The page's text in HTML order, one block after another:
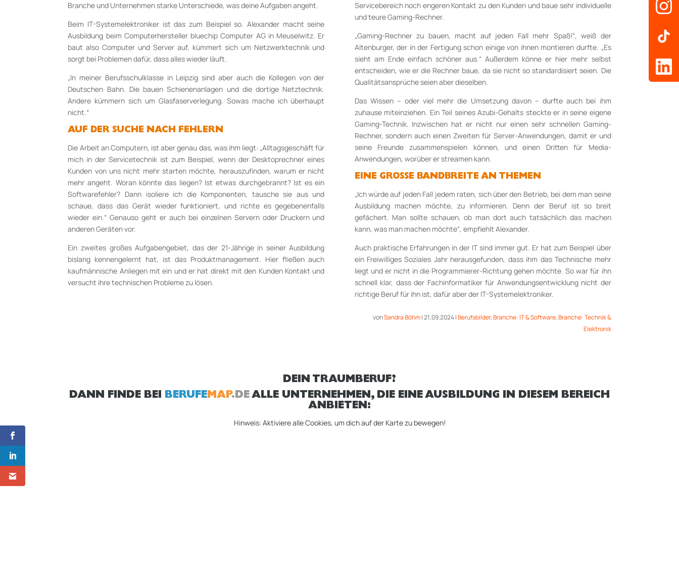
Branche und Unternehmen starke Unterschiede, was deine Aufgaben angeht.
Beim IT-Systemelektroniker ist das zum Beispiel so. Alexander macht seine
Ausbildung beim Computerhersteller bluechip Computer AG in Meuselwitz. Er
baut also Computer und Server auf, kümmert sich um Netzwerktechnik und
sorgt bei Problemen dafür, dass alles wieder läuft.
„In meiner Berufsschulklasse in Leipzig sind aber auch die Kollegen von der
Deutschen Bahn. Die bauen Schienenanlagen und die dortige Netztechnik.
Andere kümmern sich um Glasfaserverlegung. Sowas mache ich überhaupt
nicht.“
AUF DER SUCHE NACH FEHLERN
Die Arbeit an Computern, ist aber genau das, was ihm liegt: „Alltagsgeschäft für
mich in der Servicetechnik ist zum Beispiel, wenn der Desktoprechner eines
Kunden von uns nicht mehr starten möchte, herauszufinden, warum er nicht
mehr angeht. Woran könnte das liegen? Ist etwas durchgebrannt? Ist es ein
Softwarefehler? Dann isoliere ich die Komponenten, tausche sie aus und
schaue, dass das Gerät wieder funktioniert, und richte es gegebenenfalls
wieder ein.“ Genauso geht er auch bei einzelnen Servern oder Druckern und
anderen Geräten vor.
Ein zweites großes Aufgabengebiet, das der 21-Jährige in seiner Ausbildung
bislang kennengelernt hat, ist das Produktmanagement. Hier fließen auch
kaufmännische Anliegen mit ein und er hat direkt mit den Kunden Kontakt und
versucht ihre technischen Probleme zu lösen.
Servicebereich noch engeren Kontakt zu den Kunden und baue sehr individuelle
und teure Gaming-Rechner.
„Gaming-Rechner zu bauen, macht auf jeden Fall mehr Spaß!“, weiß der
Altenburger, der in der Fertigung schon einige von ihnen montieren durfte. „Es
sieht am Ende einfach schöner aus.“ Außerdem könne er hier mehr selbst
entscheiden, wie er die Rechner baue, da sie nicht so standardisiert seien. Die
Qualitätsansprüche seien aber dieselben.
Das Wissen – oder viel mehr die Umsetzung davon – durfte auch bei ihm
zuhause miteinziehen. Ein Teil seines Azubi-Gehalts steckte er in seine eigene
Gaming-Technik. Inzwischen hat er nicht nur einen sehr schnellen Gaming-
Rechner, sondern auch einen Zweiten für Server-Anwendungen, damit er und
seine Freunde zusammenspielen können, und einen Dritten für Media-
Anwendungen, worüber er streamen kann.
EINE GROSSE BANDBREITE AN THEMEN
„Ich würde auf jeden Fall jedem raten, sich über den Betrieb, bei dem man seine
Ausbildung machen möchte, zu informieren. Denn der Beruf ist so breit
gefächert. Man sollte schauen, ob man dort auch tatsächlich das machen
kann, was man machen möchte“, empfiehlt Alexander.
Auch praktische Erfahrungen in der IT sind immer gut. Er hat zum Beispiel über
ein Freiwilliges Soziales Jahr herausgefunden, dass ihm das Technische mehr
liegt und er nicht in die Programmierer-Richtung gehen möchte. So war für ihn
schnell klar, dass der Fachinformatiker für Anwendungsentwicklung nicht der
richtige Beruf für ihn ist, dafür aber der IT-Systemelektroniker.
vonSandra Böhm|21.09.2024|Berufsbilder,Branche: IT & Software,Branche: Technik &
Elektronik
DEIN TRAUMBERUF?
DANN FINDE BEI BERUFEMAP.DEALLE UNTERNEHMEN, DIE EINE AUSBILDUNG IN DIESEM BEREICH
ANBIETEN:
Hinweis: Aktiviere alle Cookies, um dich auf der Karte zu bewegen!